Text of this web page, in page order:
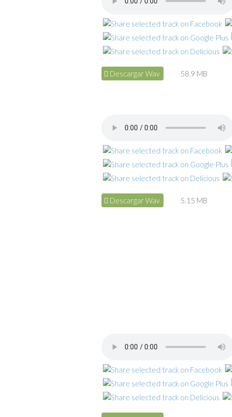
Descargar Wav 58.9 MB
Descargar Wav 5.15 MB